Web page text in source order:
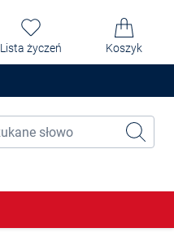
Lista życzeń Koszyk